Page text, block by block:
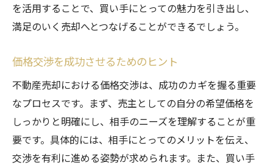
を活用することで、買い手にとっての魅力を引き出し、
満足のいく売却へとつなげることができるでしょう。
価格交渉を成功させるためのヒント
不動産売却における価格交渉は、成功のカギを握る重要
なプロセスです。まず、売主としての自分の希望価格を
しっかりと明確にし、相手のニーズを理解することが重
要です。具体的には、相手にとってのメリットを伝え、
交渉を有利に進める姿勢が求められます。また、買い手